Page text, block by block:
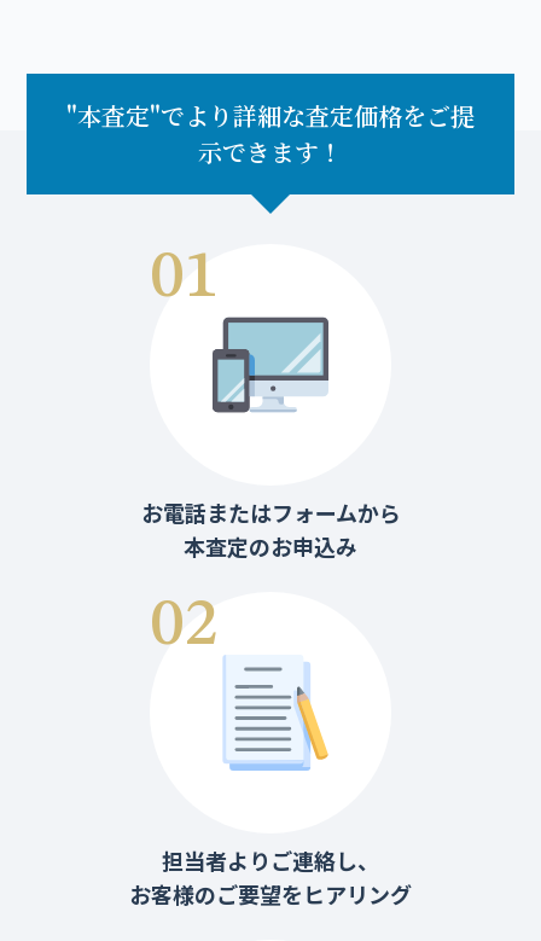
"本査定"でより詳細な査定価格をご提
示できます！
お電話またはフォームから
本査定のお申込み
担当者よりご連絡し、
お客様のご要望をヒアリング